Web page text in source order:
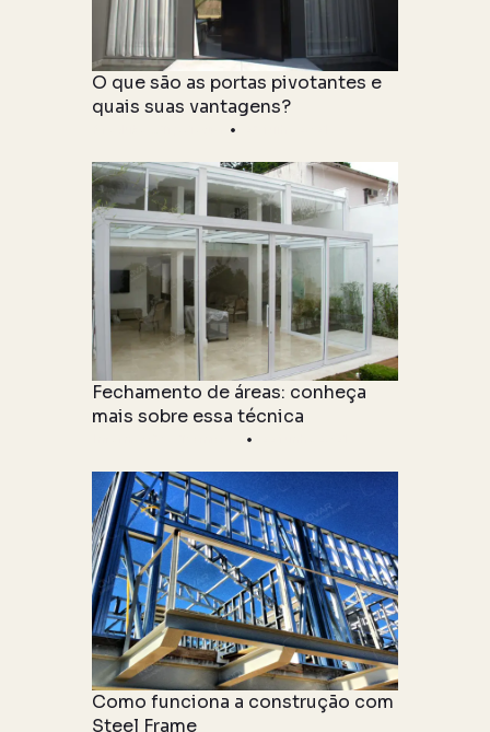
O que são as portas pivotantes e
quais suas vantagens?
Fechamento de áreas: conheça
mais sobre essa técnica
Como funciona a construção com
Steel Frame